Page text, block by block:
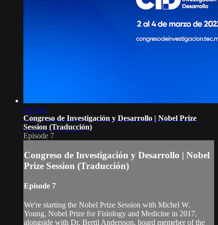
1:13:31
Congreso de Investigación y Desarrollo | Nobel Prize
Session (Traducción)
Episode 7
Congreso de Investigación y Desarrollo | Nobel
Prize Session (Traducción)
Episode 7
We're starting the Nobel Prize Session with Michel W.
Young, Nobel Prize for Fisiology and Medicine in 2017,
alongside with Dr. Bertil Andersson, board memeber of the